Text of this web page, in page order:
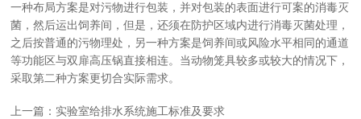
一种布局方案是对污物进行包装，并对包装的表面进行可案的消毒灭
菌，然后运出饲养间，但是，还须在防护区域内进行消毒灭菌处理，
之后按普通的污物理处，另一种方案是饲养间或风险水平相同的通道
等功能区与双扉高压锅直接相连。当动物笼具较多或较大的情况下，
采取第二种方案更切合实际需求。
上一篇：实验室给排水系统施工标准及要求